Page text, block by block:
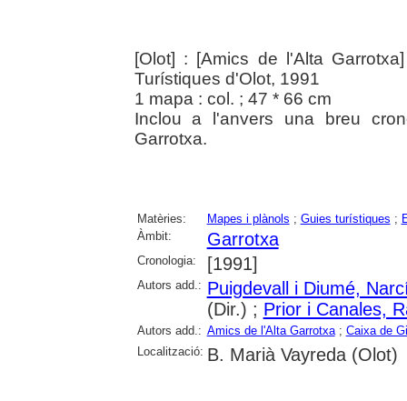
[Olot] : [Amics de l'Alta
Turístiques d'Olot, 1991
1 mapa : col. ; 47 * 66 cm
Inclou a l'anvers una breu
Garrotxa.
Matèries: Mapes i plànols ; Guies turístiques ;
Àmbit:
Garrotxa
Cronologia: [1991]
Autors add.: Puigdevall i Diumé,
(Dir.) ; Prior i Canales,
Autors add.: Amics de l'Alta Garrotxa; Caixa de
Localització: B. Marià Vayreda (Olot)